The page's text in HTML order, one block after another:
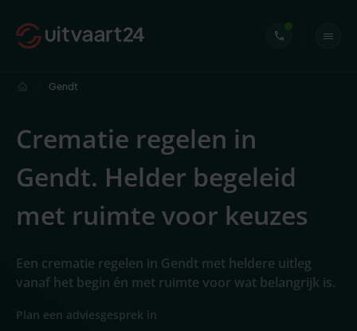
Gendt
Crematie regelen in
Gendt. Helder begeleid
met ruimte voor keuzes
Een crematie regelen in Gendt met heldere uitleg
vanaf het begin én met ruimte voor wat belangrijk is.
Plan een adviesgesprek in